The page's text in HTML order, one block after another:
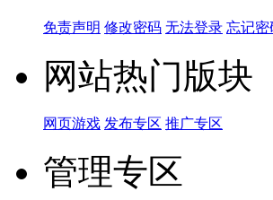
免责声明 修改密码 无法登录 忘记密
网站热门版块
网页游戏 发布专区 推广专区
管理专区